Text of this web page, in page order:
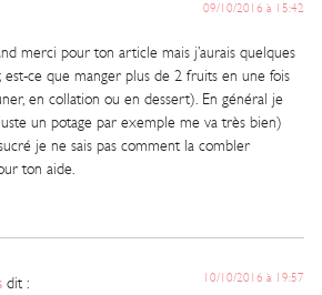
09/10/2016 à 15:42
merci pour ton article mais j’aurais quelques
ce que manger plus de 2 fruits en une fois
en collation ou en dessert). En général je
un potage par exemple me va très bien)
je ne sais pas comment la combler
ton aide.
dit : 10/10/2016 à 19:57